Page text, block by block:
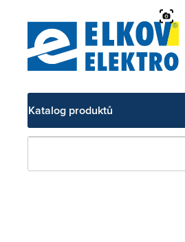
Katalog produktů